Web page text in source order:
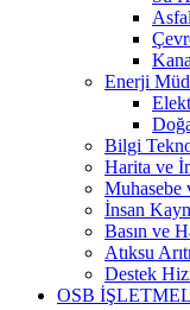
Enerji
Bilgi
Harita ve
Muhasebe
İnsan
Basın ve
Atıksu
Destek
OSB